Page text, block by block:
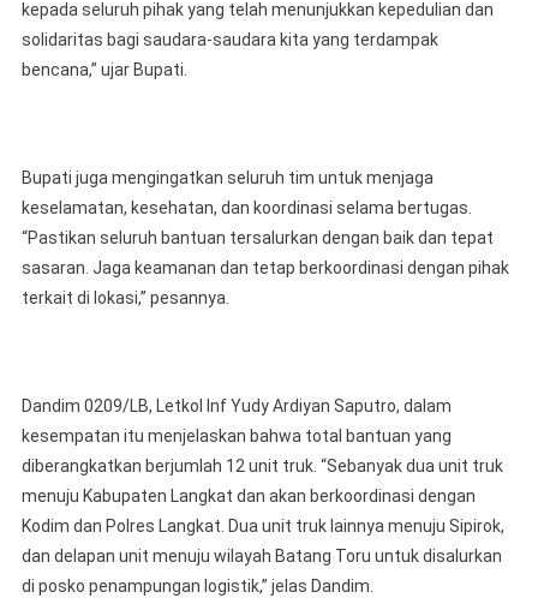
kepada seluruh pihak yang telah menunjukkan kepedulian dan
solidaritas bagi saudara-saudara kita yang terdampak
bencana,” ujar Bupati.
Bupati juga mengingatkan seluruh tim untuk menjaga
keselamatan, kesehatan, dan koordinasi selama bertugas.
“Pastikan seluruh bantuan tersalurkan dengan baik dan tepat
sasaran. Jaga keamanan dan tetap berkoordinasi dengan pihak
terkait di lokasi,” pesannya.
Dandim 0209/LB, Letkol Inf Yudy Ardiyan Saputro, dalam
kesempatan itu menjelaskan bahwa total bantuan yang
diberangkatkan berjumlah 12 unit truk. “Sebanyak dua unit truk
menuju Kabupaten Langkat dan akan berkoordinasi dengan
Kodim dan Polres Langkat. Dua unit truk lainnya menuju Sipirok,
dan delapan unit menuju wilayah Batang Toru untuk disalurkan
di posko penampungan logistik,” jelas Dandim.